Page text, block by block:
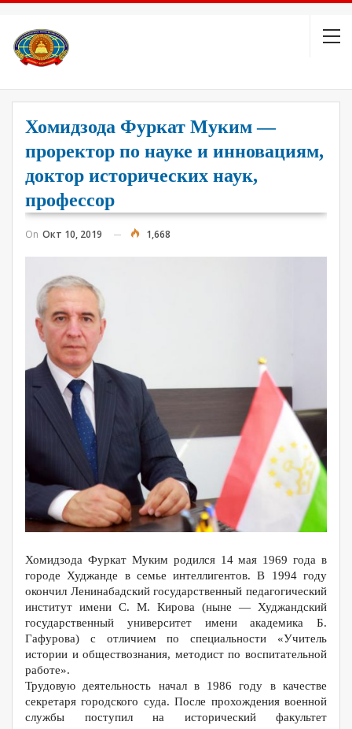
Хомидзода Фуркат Муким —
проректор по науке и инновациям,
доктор исторических наук,
профессор
On Окт 10, 2019 1,668
Хомидзода Фуркат Муким родился 14 мая 1969 года в
городе Худжанде в семье интеллигентов. В 1994 году
окончил Ленинабадский государственный педагогический
институт имени С. М. Кирова (ныне — Худжандский
государственный университет имени академика Б.
Гафурова) с отличием по специальности «Учитель
истории и обществознания, методист по воспитательной
работе».
Трудовую деятельность начал в 1986 году в качестве
секретаря городского суда. После прохождения военной
службы поступил на исторический факультет